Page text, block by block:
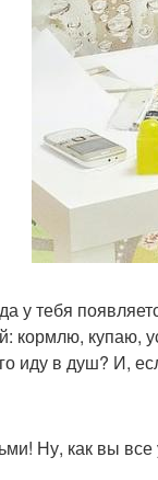
у тебя
кормлю, купаю,
иду в душ? И,
Ну, как вы все